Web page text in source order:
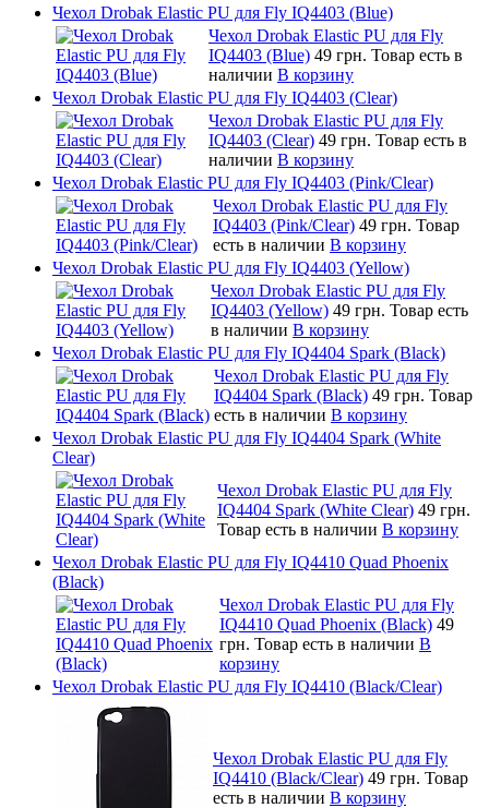
Чехол Drobak Elastic PU для Fly IQ4403 (Blue)
Чехол Drobak Elastic PU для Fly
IQ4403 (Blue) 49 грн. Товар есть в
наличии В корзину
Чехол Drobak Elastic PU для Fly IQ4403 (Clear)
Чехол Drobak Elastic PU для Fly
IQ4403 (Clear) 49 грн. Товар есть в
наличии В корзину
Чехол Drobak Elastic PU для Fly IQ4403 (Pink/Clear)
Чехол Drobak Elastic PU для Fly
IQ4403 (Pink/Clear) 49 грн. Товар
есть в наличии В корзину
Чехол Drobak Elastic PU для Fly IQ4403 (Yellow)
Чехол Drobak Elastic PU для Fly
IQ4403 (Yellow) 49 грн. Товар есть
в наличии В корзину
Чехол Drobak Elastic PU для Fly IQ4404 Spark (Black)
Чехол Drobak Elastic PU для Fly
IQ4404 Spark (Black) 49 грн. Товар
есть в наличии В корзину
Чехол Drobak Elastic PU для Fly IQ4404 Spark (White
Clear)
Чехол Drobak Elastic PU для Fly
IQ4404 Spark (White Clear) 49 грн.
Товар есть в наличии В корзину
Чехол Drobak Elastic PU для Fly IQ4410 Quad Phoenix
(Black)
Чехол Drobak Elastic PU для Fly
IQ4410 Quad Phoenix (Black) 49
грн. Товар есть в наличии В
корзину
Чехол Drobak Elastic PU для Fly IQ4410 (Black/Clear)
Чехол Drobak Elastic PU для Fly
IQ4410 (Black/Clear) 49 грн. Товар
есть в наличии В корзину